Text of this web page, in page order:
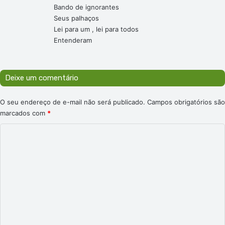
Bando de ignorantes
Seus palhaços
Lei para um , lei para todos
Entenderam
Deixe um comentário
O seu endereço de e-mail não será publicado. Campos obrigatórios são
marcados com *